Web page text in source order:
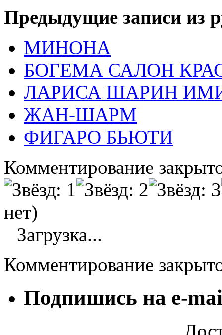
Предыдущие записи из
МИНОНА
БОГЕМА САЛОН
ЛАРИСА ШАРИН
ЖАН-ШАРМ
ФИГАРО БЬЮТИ
Комментирование
нет)
Загрузка...
Комментирование
Подпишись на e-